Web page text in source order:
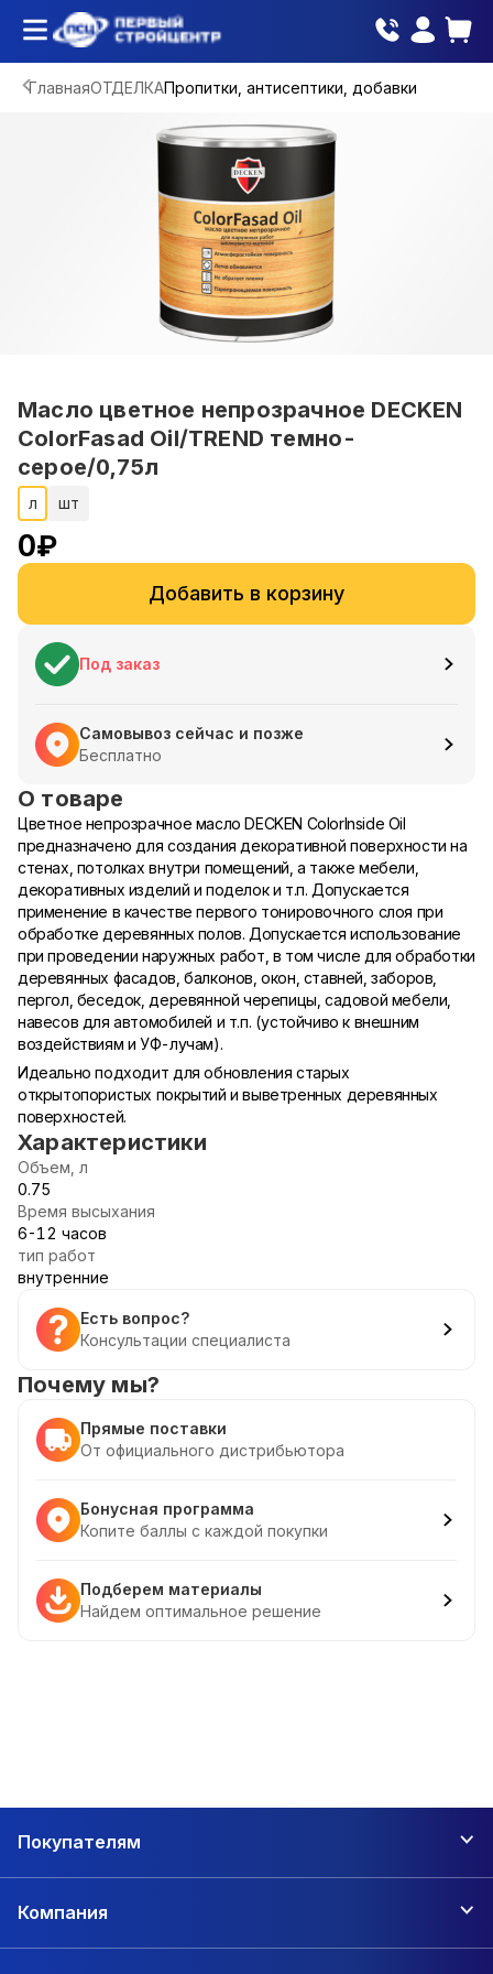
ГлавнаяОТДЕЛКАПропитки, антисептики, добавки
Масло цветное непрозрачное DECKEN
ColorFasad Oil/TREND темно-
серое/0,75л
л шт
0₽
Добавить в корзину
Под заказ
Самовывоз сейчас и позже
Бесплатно
О товаре
Цветное непрозрачное масло DECKEN ColorInside Oil
предназначено для создания декоративной поверхности на
стенах, потолках внутри помещений, а также мебели,
декоративных изделий и поделок и т.п. Допускается
применение в качестве первого тонировочного слоя при
обработке деревянных полов. Допускается использование
при проведении наружных работ, в том числе для обработки
деревянных фасадов, балконов, окон, ставней, заборов,
пергол, беседок, деревянной черепицы, садовой мебели,
навесов для автомобилей и т.п. (устойчиво к внешним
воздействиям и УФ-лучам).
Идеально подходит для обновления старых
открытопористых покрытий и выветренных деревянных
поверхностей.
Характеристики
Объем, л
0.75
Время высыхания
6-12 часов
тип работ
внутренние
Есть вопрос?
Консультации специалиста
Почему мы?
Прямые поставки
От официального дистрибьютора
Бонусная программа
Копите баллы с каждой покупки
Подберем материалы
Найдем оптимальное решение
Покупателям
Компания